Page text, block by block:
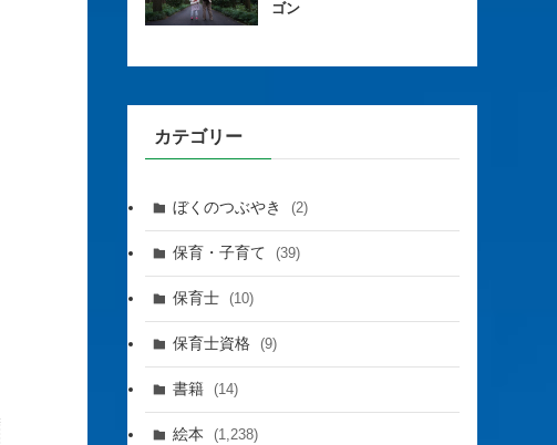
ゴン
カテゴリー
ぼくのつぶやき (2)
保育・子育て (39)
保育士 (10)
保育士資格 (9)
書籍 (14)
絵本 (1,238)